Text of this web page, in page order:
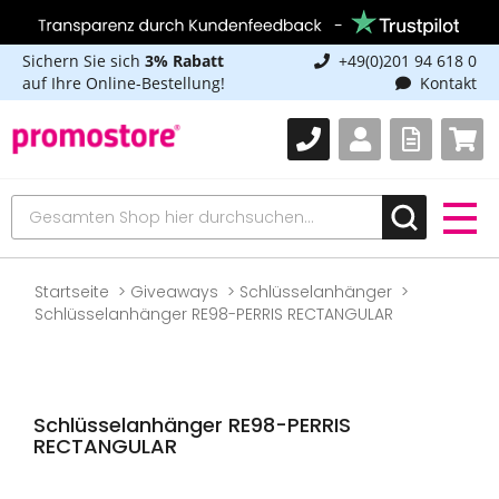
Sichern Sie sich 3% Rabatt
auf Ihre Online-Bestellung!
+49(0)201 94 618 0
Kontakt
Startseite Giveaways
Schlüsselanhänger
Schlüsselanhänger RE98-PERRIS RECTANGULAR
Schlüsselanhänger RE98-PERRIS
RECTANGULAR